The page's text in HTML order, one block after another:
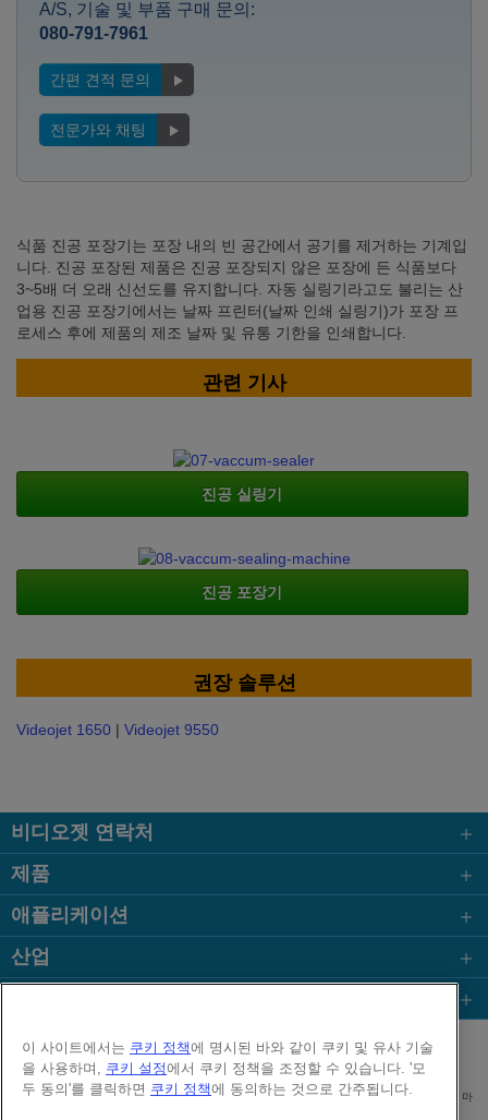
A/S, 기술 및 부품 구매 문의:
080-791-7961
간편 견적 문의
전문가와 채팅
식품 진공 포장기는 포장 내의 빈 공간에서 공기를 제거하는 기계입
니다. 진공 포장된 제품은 진공 포장되지 않은 포장에 든 식품보다
3~5배 더 오래 신선도를 유지합니다. 자동 실링기라고도 불리는 산
업용 진공 포장기에서는 날짜 프린터(날짜 인쇄 실링기)가 포장 프
로세스 후에 제품의 제조 날짜 및 유통 기한을 인쇄합니다.
관련 기사
진공 실링기
진공 포장기
권장 솔루션
Videojet 1650 | Videojet 9550
비디오젯 연락처
제품
애플리케이션
산업
대표이사 : 김중영 | 사업자등록번호 215-81-84746 | 대표번호 02-2118-7961 주소 : 서울시 마
이 사이트에서는 쿠키 정책에 명시된 바와 같이 쿠키 및 유사 기술
을 사용하며, 쿠키 설정에서 쿠키 정책을 조정할 수 있습니다. '모
두 동의'를 클릭하면 쿠키 정책에 동의하는 것으로 간주됩니다.